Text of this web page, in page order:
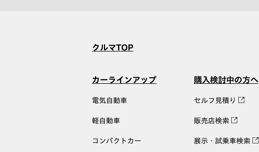
クルマTOP
カーラインアップ
電気自動車
軽自動車
コンパクトカー
購入検討中の方へ
セルフ見積り
販売店検索
展示・試乗車検索